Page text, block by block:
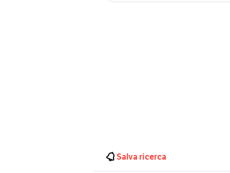
Salva ricerca